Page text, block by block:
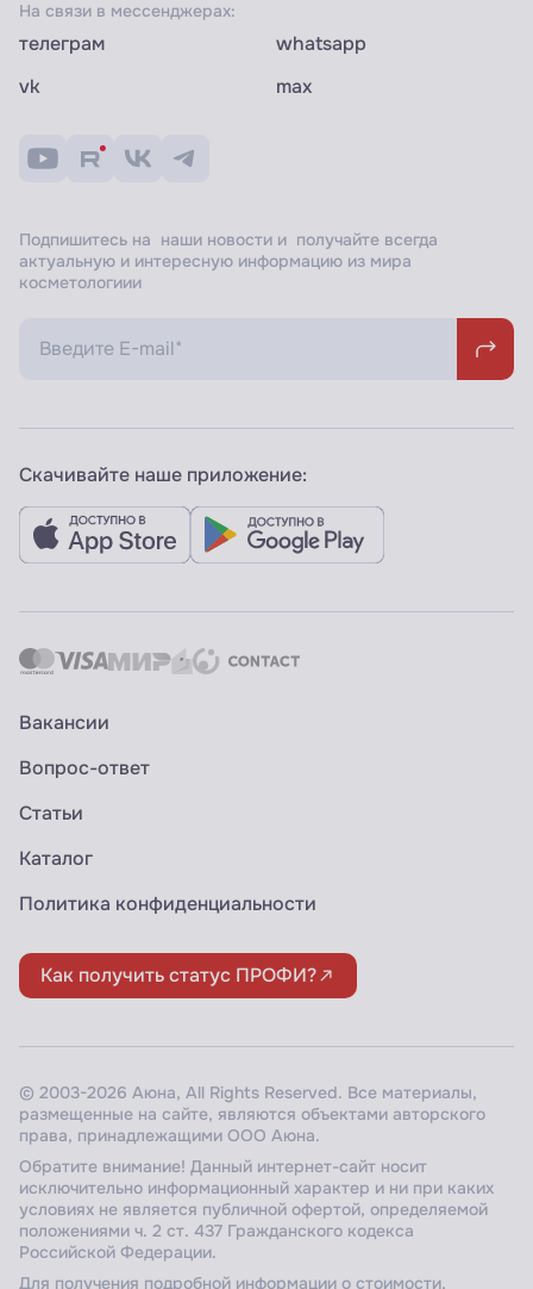
На связи в мессенджерах:
телеграм
whatsapp
vk
max
Подпишитесь на наши новости и получайте всегда
актуальную и интересную информацию из мира
косметологиии
Скачивайте наше приложение:
Вакансии
Вопрос-ответ
Статьи
Каталог
Политика конфиденциальности
Как получить статус ПРОФИ?
© 2003-2026 Аюна, All Rights Reserved. Все материалы,
размещенные на сайте, являются объектами авторского
права, принадлежащими ООО Аюна.
Обратите внимание! Данный интернет-сайт носит
исключительно информационный характер и ни при каких
условиях не является публичной офертой, определяемой
положениями ч. 2 ст. 437 Гражданского кодекса
Российской Федерации.
Для получения подробной информации о стоимости,